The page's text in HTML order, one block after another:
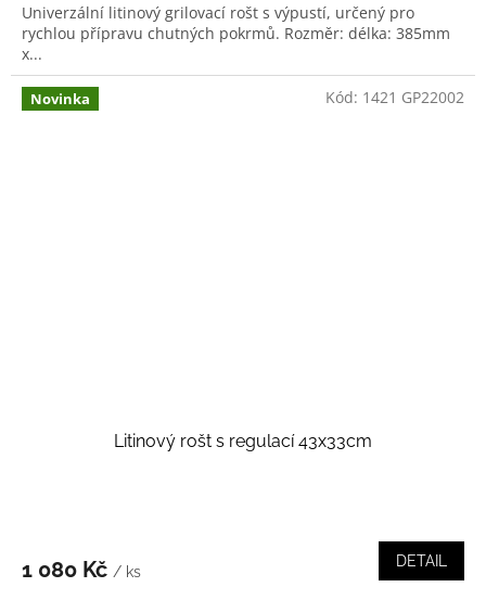
Univerzální litinový grilovací rošt s výpustí, určený pro
rychlou přípravu chutných pokrmů. Rozměr: délka: 385mm
x...
Novinka
Litinový rošt s regulací 43x33cm
1 080 Kč / ks
DETAIL
Kód: 1421 GP22002